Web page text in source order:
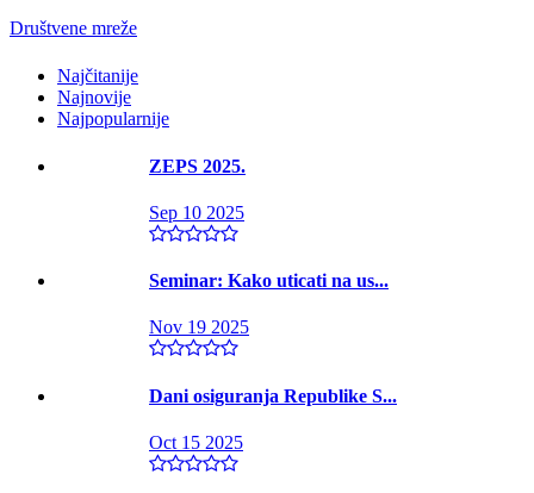
Društvene mreže
Najčitanije
Najnovije
Najpopularnije
ZEPS 2025.
Sep 10 2025
Seminar: Kako uticati na us...
Nov 19 2025
Dani osiguranja Republike S...
Oct 15 2025